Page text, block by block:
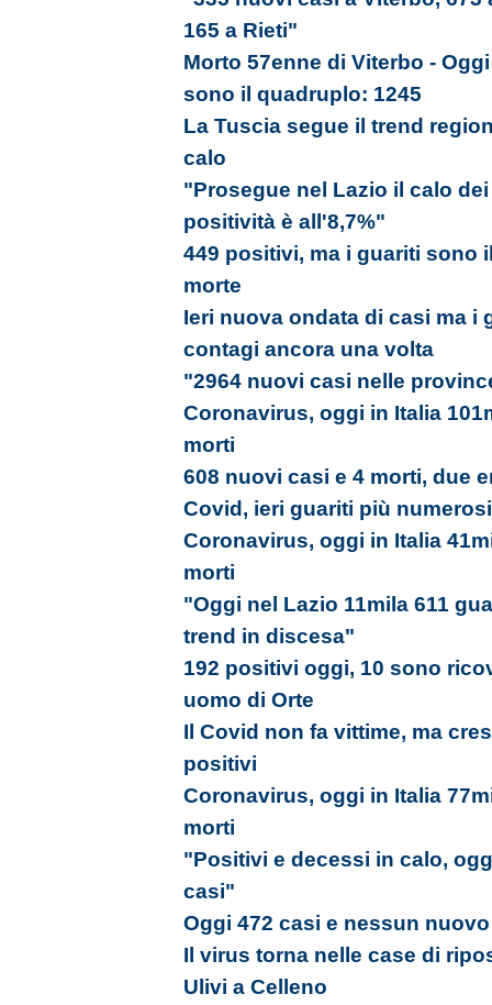
165 a Rieti"
Morto 57enne di Viterbo -
sono il quadruplo: 1245
La Tuscia segue il trend
calo
"Prosegue nel Lazio il calo
positività è all'8,7%"
449 positivi, ma i guariti sono
morte
Ieri nuova ondata di casi ma i
contagi ancora una volta
"2964 nuovi casi nelle
Coronavirus, oggi in Italia
morti
608 nuovi casi e 4 morti, due
Covid, ieri guariti più
Coronavirus, oggi in Italia
morti
"Oggi nel Lazio 11mila 611
trend in discesa"
192 positivi oggi, 10 sono
uomo di Orte
Il Covid non fa vittime, ma
positivi
Coronavirus, oggi in Italia
morti
"Positivi e decessi in calo,
casi"
Oggi 472 casi e nessun
Il virus torna nelle case di
Ulivi a Celleno